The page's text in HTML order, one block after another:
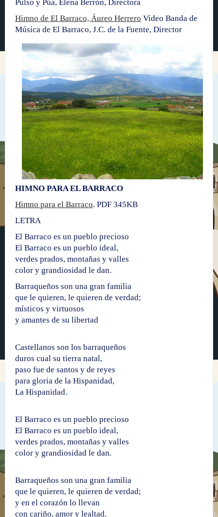
Pulso y Púa, Elena Berrón, Directora
Himno de El Barraco, Áureo Herrero Video Banda de
Música de El Barraco, J.C. de la Fuente, Director
HIMNO PARA EL BARRACO
Himno para el Barraco. PDF 345KB
LETRA
El Barraco es un pueblo precioso
El Barraco es un pueblo ideal,
verdes prados, montañas y valles
color y grandiosidad le dan.
Barraqueños son una gran familia
que le quieren, le quieren de verdad;
místicos y virtuosos
y amantes de su libertad
Castellanos son los barraqueños
duros cual su tierra natal,
paso fue de santos y de reyes
para gloria de la Hispanidad,
La Hispanidad.
El Barraco es un pueblo precioso
El Barraco es un pueblo ideal,
verdes prados, montañas y valles
color y grandiosidad le dan.
Barraqueños son una gran familia
que le quieren, le quieren de verdad;
y en el corazón lo llevan
con cariño, amor y lealtad.